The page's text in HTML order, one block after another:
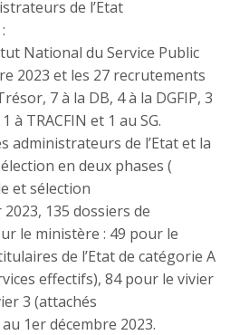
de l’Etat
National du Service Public
2023 et les 27 recrutements
7 à la DB, 4 à la DGFIP, 3
à TRACFIN et 1 au SG.
administrateurs de l’Etat et la
en deux phases (
et sélection
135 dossiers de
le ministère : 49 pour le
de l’Etat de catégorie A
effectifs), 84 pour le vivier
3 (attachés
1er décembre 2023.